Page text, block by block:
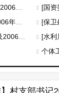
计划
[国资
意见
[保卫
安排
[水利
个体
村支部书记